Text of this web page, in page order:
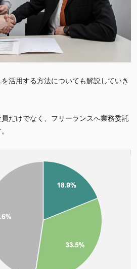
活用する方法についても解説していき
だけでなく、フリーランスへ業務委託